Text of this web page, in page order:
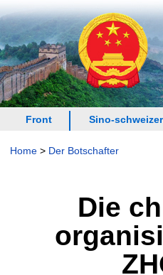
Front Sino-
Home > Der Botschafter
Die